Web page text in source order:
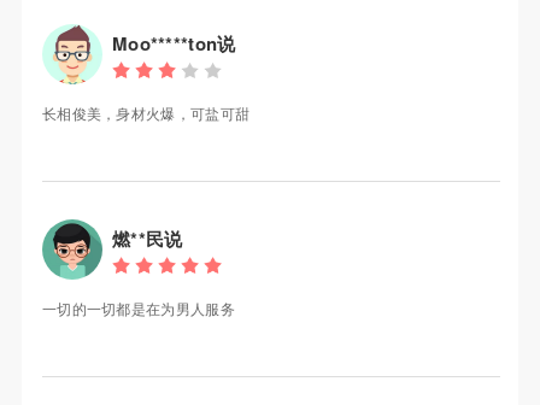
Moo*****ton说
长相俊美，身材火爆，可盐可甜
燃**民说
一切的一切都是在为男人服务